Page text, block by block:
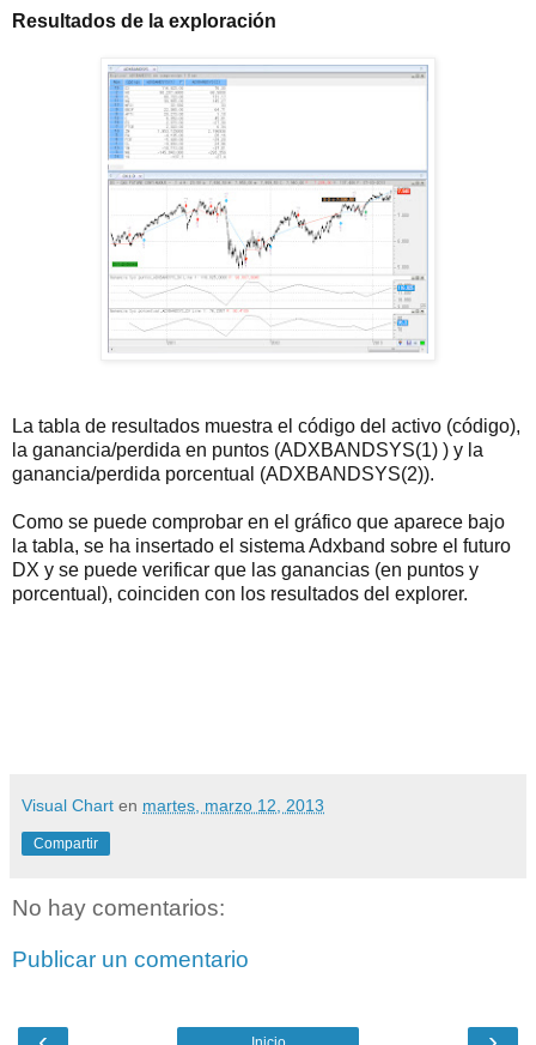
Resultados de la exploración
La tabla de resultados muestra el código del activo (código),
la ganancia/perdida en puntos (ADXBANDSYS(1) ) y la
ganancia/perdida porcentual (ADXBANDSYS(2)).
Como se puede comprobar en el gráfico que aparece bajo
la tabla, se ha insertado el sistema Adxband sobre el futuro
DX y se puede verificar que las ganancias (en puntos y
porcentual), coinciden con los resultados del explorer.
Visual Chart en martes, marzo 12, 2013
Compartir
No hay comentarios:
Publicar un comentario